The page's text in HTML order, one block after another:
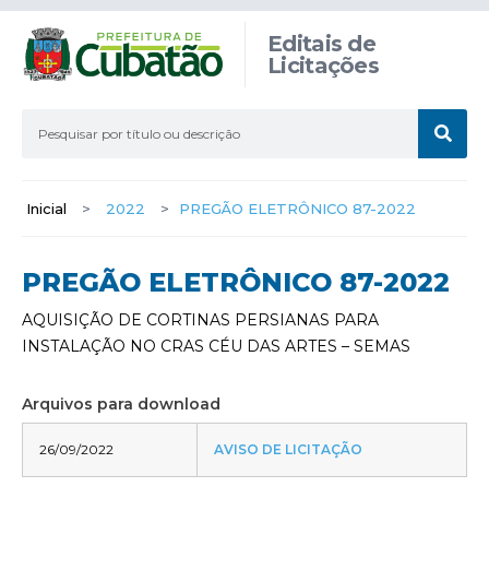
Editais de
Licitações
Inicial > 2022 > PREGÃO ELETRÔNICO 87-2022
PREGÃO ELETRÔNICO 87-2022
AQUISIÇÃO DE CORTINAS PERSIANAS PARA
INSTALAÇÃO NO CRAS CÉU DAS ARTES – SEMAS
Arquivos para download
26/09/2022 AVISO DE LICITAÇÃO